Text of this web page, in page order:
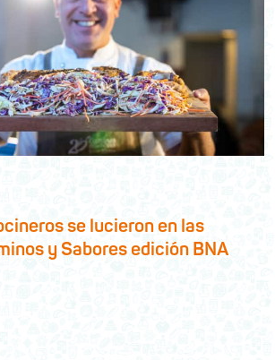
se lucieron en las
y Sabores edición BNA